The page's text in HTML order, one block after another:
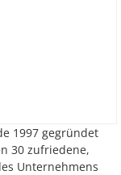
1997 gegründet
30 zufriedene,
Unternehmens